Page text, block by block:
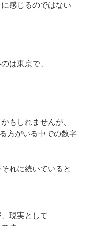
感じるのではない
は東京で、
もしれませんが、
方がいる中での数字
れに続いていると
現実として